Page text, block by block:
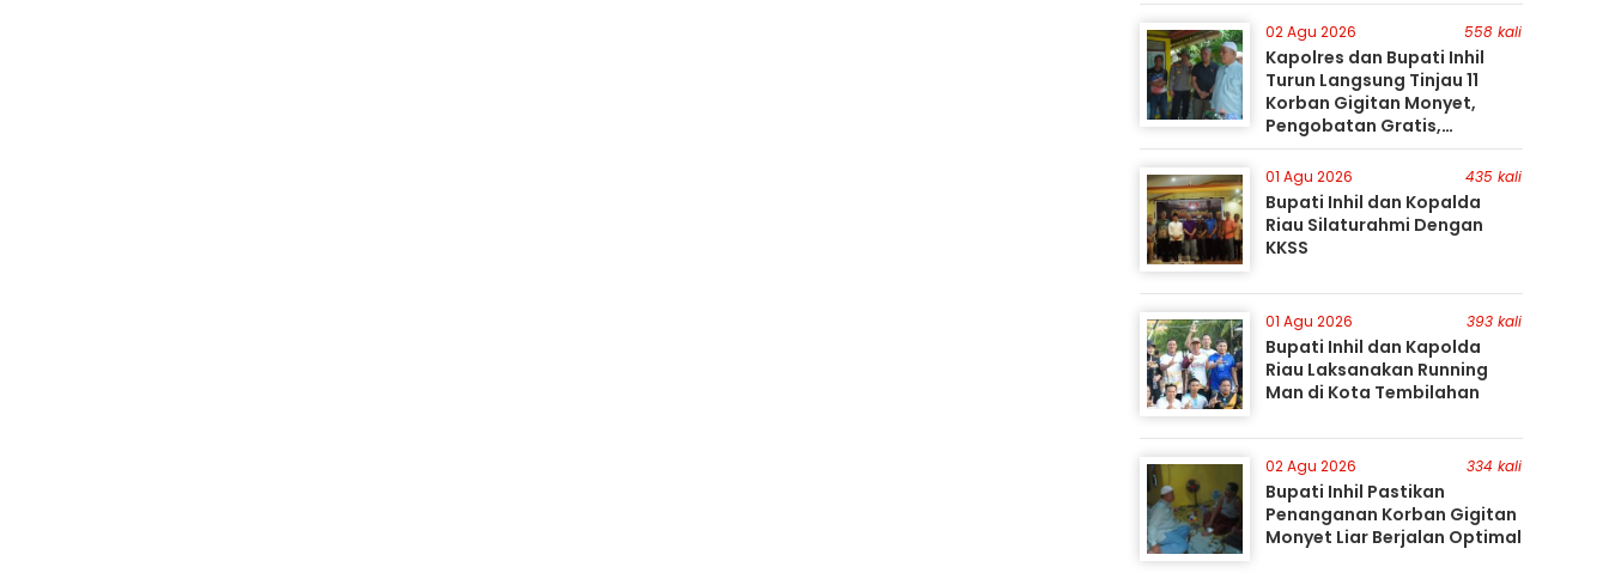
02 Agu 2026 558 kali
Kapolres dan Bupati Inhil
Turun Langsung Tinjau 11
Korban Gigitan Monyet,
Pengobatan Gratis,
Perburuan Terus Berlanjut
01 Agu 2026 435 kali
Bupati Inhil dan Kopalda
Riau Silaturahmi Dengan
KKSS
01 Agu 2026 393 kali
Bupati Inhil dan Kapolda
Riau Laksanakan Running
Man di Kota Tembilahan
02 Agu 2026 334 kali
Bupati Inhil Pastikan
Penanganan Korban Gigitan
Monyet Liar Berjalan Optimal